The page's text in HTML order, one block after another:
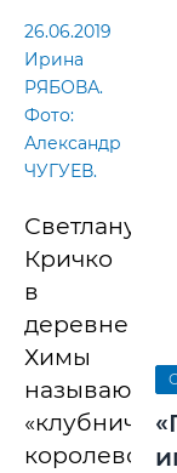
26.06.2019
Ирина
РЯБОВА.
Фото:
Александр
ЧУГУЕВ.
Светлану
Кричко
в
деревне
Химы
называют
королевой»,